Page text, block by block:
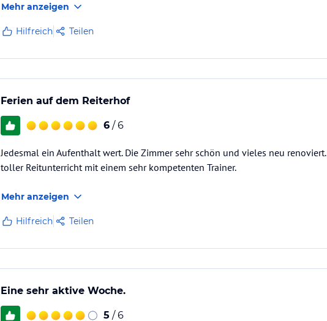
Mehr anzeigen
Hilfreich Teilen
Ferien auf dem Reiterhof
6 / 6
Jedesmal ein Aufenthalt wert. Die Zimmer sehr schön und vieles neu
toller Reitunterricht mit einem sehr kompetenten Trainer.
Mehr anzeigen
Hilfreich Teilen
Eine sehr aktive Woche.
5 / 6